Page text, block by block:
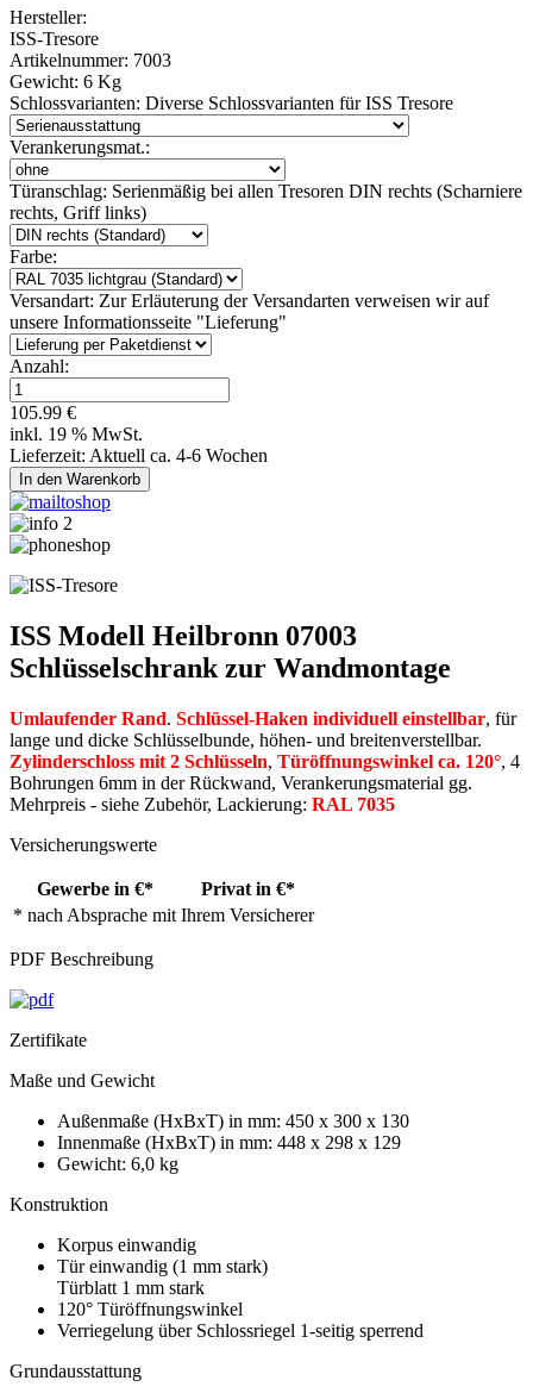
Hersteller:
ISS-Tresore
Artikelnummer: 7003
Gewicht: 6 Kg
Schlossvarianten: Diverse Schlossvarianten für ISS Tresore
Verankerungsmat.:
Türanschlag: Serienmäßig bei allen Tresoren DIN rechts (Scharniere
rechts, Griff links)
Farbe:
Versandart: Zur Erläuterung der Versandarten verweisen wir auf
unsere Informationsseite "Lieferung"
Anzahl:
105.99 €
inkl. 19 % MwSt.
Lieferzeit: Aktuell ca. 4-6 Wochen
ISS Modell Heilbronn 07003
Schlüsselschrank zur Wandmontage
Umlaufender Rand. Schlüssel-Haken individuell einstellbar, für
lange und dicke Schlüsselbunde, höhen- und breitenverstellbar.
Zylinderschloss mit 2 Schlüsseln, Türöffnungswinkel ca. 120°, 4
Bohrungen 6mm in der Rückwand, Verankerungsmaterial gg.
Mehrpreis - siehe Zubehör, Lackierung: RAL 7035
Versicherungswerte
Gewerbe in €*
Privat in €*
* nach Absprache mit Ihrem Versicherer
PDF Beschreibung
Zertifikate
Maße und Gewicht
Außenmaße (HxBxT) in mm: 450 x 300 x 130
Innenmaße (HxBxT) in mm: 448 x 298 x 129
Gewicht: 6,0 kg
Konstruktion
Korpus einwandig
Tür einwandig (1 mm stark)
Türblatt 1 mm stark
120° Türöffnungswinkel
Verriegelung über Schlossriegel 1-seitig sperrend
Grundausstattung